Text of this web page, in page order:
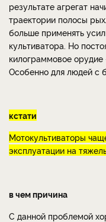
результате агрегат
траектории полосы
больше применять
культиватора. Но
килограммовое
Особенно для людей с
кстати
Мотокультиваторы
эксплуатации на
в чем причина
С данной проблемой